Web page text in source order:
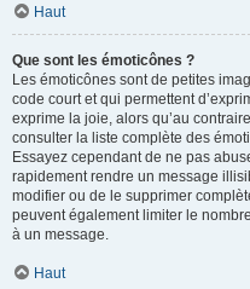
Haut
Que sont les émoticônes ?
Les émoticônes sont de petites
code court et qui permettent
exprime la joie, alors qu’au
consulter la liste complète des
Essayez cependant de ne pas
rapidement rendre un message
modifier ou de le supprimer
peuvent également limiter le
à un message.
Haut